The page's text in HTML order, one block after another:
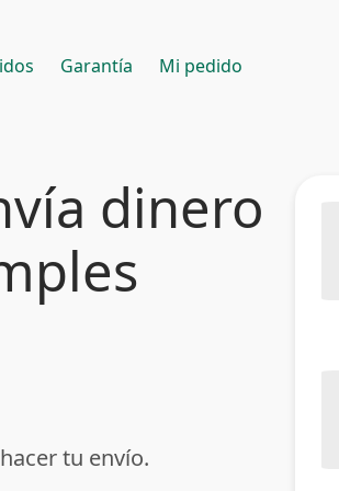
Garantía Mi pedido
dinero
tu envío.